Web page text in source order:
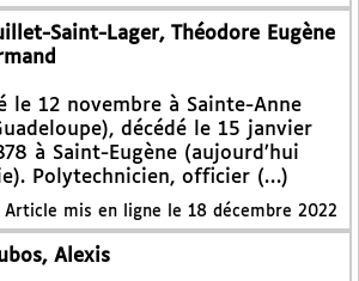
Saint-Lager, Théodore Eugène
le 12 novembre à Sainte-Anne
décédé le 15 janvier
à Saint-Eugène (aujourd’hui
Polytechnicien, officier (…)
Article mis en ligne le 18 décembre 2022
Alexis